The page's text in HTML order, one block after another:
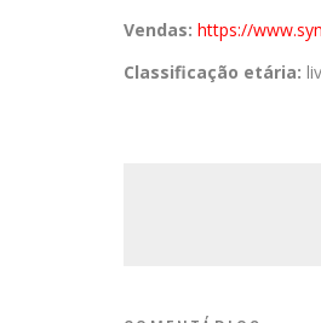
Vendas: https://
Classificação etária: